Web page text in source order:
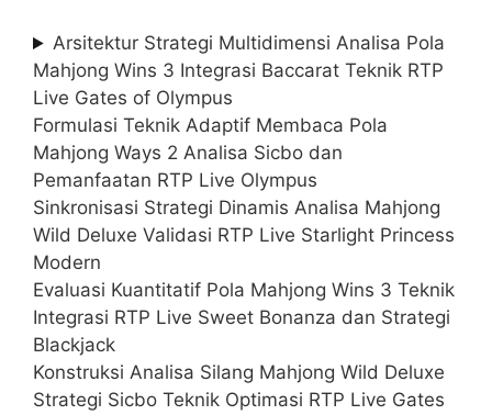
Arsitektur Strategi Multidimensi Analisa Pola
Mahjong Wins 3 Integrasi Baccarat Teknik RTP
Live Gates of Olympus
Formulasi Teknik Adaptif Membaca Pola
Mahjong Ways 2 Analisa Sicbo dan
Pemanfaatan RTP Live Olympus
Sinkronisasi Strategi Dinamis Analisa Mahjong
Wild Deluxe Validasi RTP Live Starlight Princess
Modern
Evaluasi Kuantitatif Pola Mahjong Wins 3 Teknik
Integrasi RTP Live Sweet Bonanza dan Strategi
Blackjack
Konstruksi Analisa Silang Mahjong Wild Deluxe
Strategi Sicbo Teknik Optimasi RTP Live Gates